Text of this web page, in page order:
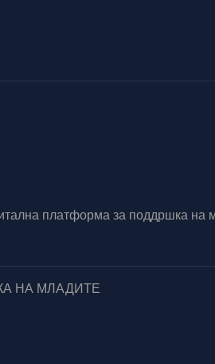
платформа за поддршка
НА МЛАДИТЕ